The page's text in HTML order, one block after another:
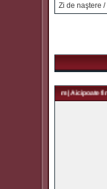
Zi de naştere
| Aici poate fi